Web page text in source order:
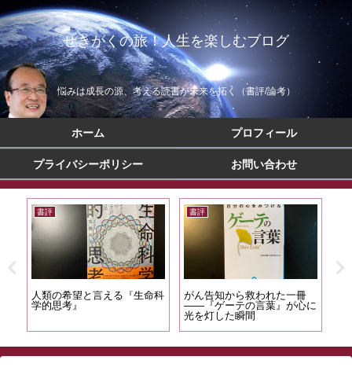
せきがくの旅！人生を楽しむブログ
悩みは成長の源、考える読書が未来を拓く（書評/論考）
ホーム プロフィール
プライバシーポリシー お問い合わせ
書評
心の在り方を考える『人間の
本性』
書評
バックキャスティング思考の
経営論『プロフェッショナル
マネージャー』